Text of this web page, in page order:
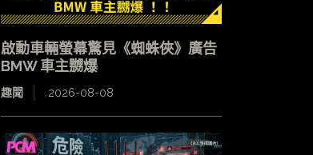
啟動車輛螢幕驚見《蜘蛛俠》廣告
BMW 車主嬲爆
趣聞 2026-08-08